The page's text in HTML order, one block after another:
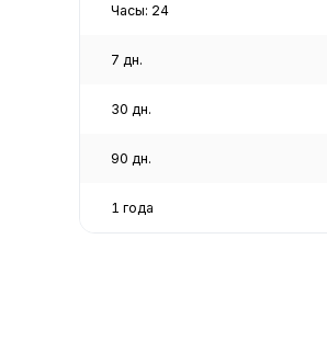
Часы: 24
7 дн.
30 дн.
90 дн.
1 года